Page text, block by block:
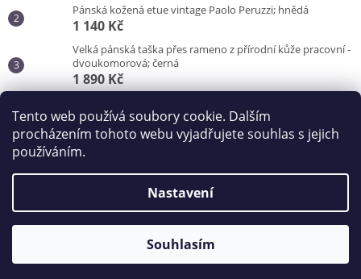
Tento web používá soubory cookie. Dalším
procházením tohoto webu vyjadřujete souhlas s jejich
používáním.
Nastavení
Souhlasím
Pánská kožená etue vintage Paolo Peruzzi; hnědá
1 140 Kč
Velká pánská taška přes rameno z přírodní kůže pracovní -
dvoukomorová; černá
1 890 Kč
870 Kč
Vytvořil Shoptet
Copyright 2026Kabelky od Hraběnky. Všechna práva
vyhrazena.